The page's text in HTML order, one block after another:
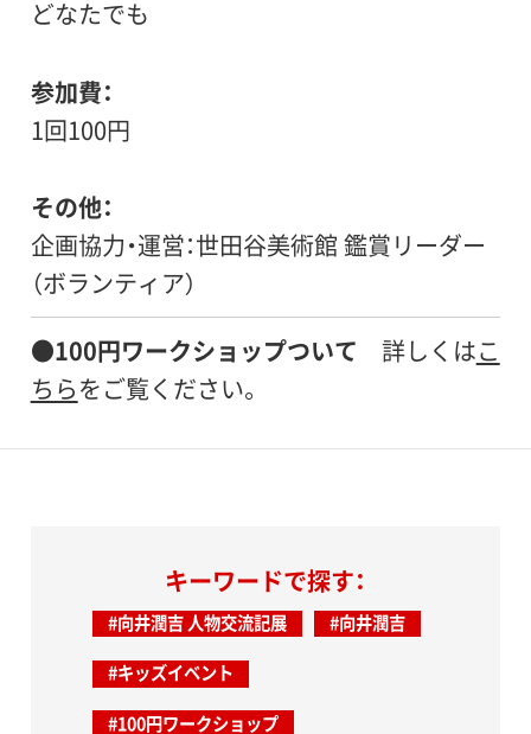
どなたでも
参加費
1回100円
その他
企画協力・運営：世田谷美術館 鑑賞リーダー
（ボランティア）
●100円ワークショップついて 詳しくは こ
ちら をご覧ください。
キーワードで探す：
#向井潤吉 人物交流記展 #向井潤吉
#キッズイベント
#100円ワークショップ